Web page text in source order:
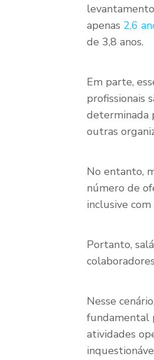
apenas 2,6
de 3,8 anos.
Em parte,
profissionais
determinada
outras
No entanto,
número de
inclusive
Portanto,
Nesse
fundamental
atividades